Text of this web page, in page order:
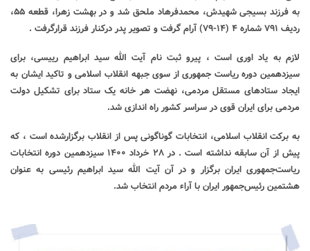
به فرزند بسیجی شهیدش، محمدفرهاد ملحق شد و در بهشت زهرا، قطعه ۵۵،
ردیف ۷۹۱ شماره ۴ (۱۴-۷۹) آرام گرفت و تصویر پدر درکنار فرزند قرارگرفت .
لازم به یاد اوری است ، پیرو ثبت نام آیت الله سید ابراهیم رییسی، برای
سیزدهمین دوره ریاست جمهوری از سوی جبهه انقلاب اسلامی و تاکید ایشان به
ایجاد ستادهای مستقل مردمی، نهضت هر خانه یک ستاد برای تشکیل دولت
مردمی برای ایران قوی در سراسر کشور راه اندازی شد.
به برکت انقلاب اسلامی، انتخابات گوناگونی پس از انقلاب برگزارشده است ، که
پیش از آن سابقه نداشته است . در ۲۸ خرداد ۱۴۰۰ سیزدهمین دوره انتخابات
ریاست‌جمهوری ایران برگزار و در آن آیت الله سید ابراهیم رئیسی به عنوان
هشتمین رئیس‌جمهور ایران با آراء مردم انتخاب شد.